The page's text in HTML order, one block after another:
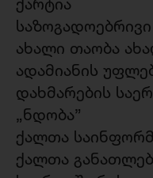
ახალი თაობა
ადამიანის
დახმარების
„ნდობა”
ქალთა
ქალთა